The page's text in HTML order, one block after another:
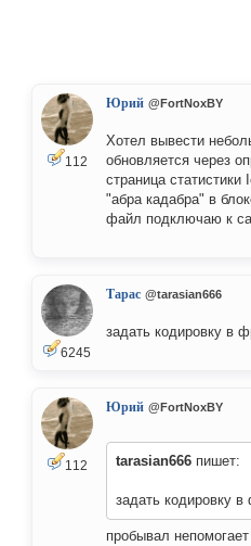
112
Юрий @FortNoxBY
Хотел вывести
обновляется через
страница
"абра кадабра" в
файл подключаю к
6245
Тарас @tarasian666
задать кодировку в
112
Юрий @FortNoxBY
tarasian666 пишет:
задать кодировку
пробывал непомогает